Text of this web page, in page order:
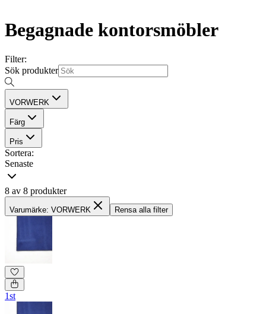
Begagnade kontorsmöbler
Filter:
Sök produkter
VORWERK
Färg
Pris
Sortera:
Senaste
8 av 8 produkter
Varumärke: VORWERK Rensa alla filter
1st